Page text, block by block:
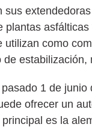
como
1 de
ofrecer un
es la